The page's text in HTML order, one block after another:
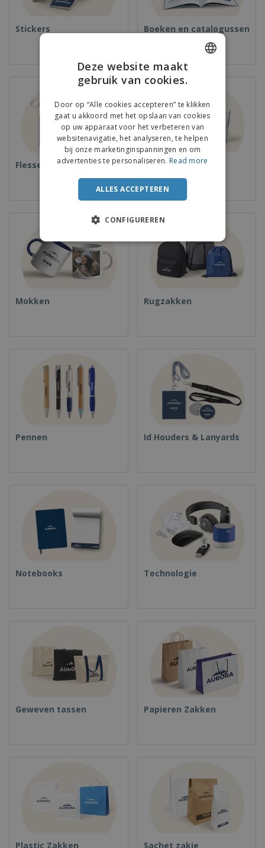
Stickers Boeken en catalogussen
Flessen Kopjes
Mokken Rugzakken
Pennen Id Houders & Lanyards
Notebooks Technologie
Geweven tassen Papieren Zakken
Plastic Zakken Sachet zakje
ENGLISH
DUTCH
PORTUGUESE
SPANISH
ITALIAN
Deze website maakt
gebruik van cookies.
Door op “Alle cookies accepteren” te klikken
gaat u akkoord met het opslaan van cookies
op uw apparaat voor het verbeteren van
websitenavigatie, het analyseren, te helpen
bij onze marketinginspanningen en om
advertenties te personaliseren. Read more
ALLES ACCEPTEREN
CONFIGUREREN